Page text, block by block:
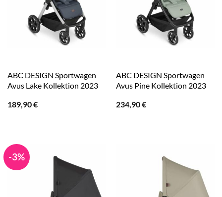
ABC DESIGN Sportwagen
Avus Lake Kollektion 2023
189,90€
ABC DESIGN Sportwagen
Avus Pine Kollektion 2023
234,90€
-3%